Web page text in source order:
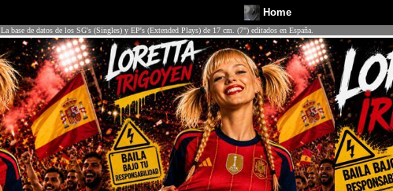
Home
La base de datos de los SG's (Singles) y EP's (Extended Plays) de 17 cm. (7") editados en España.